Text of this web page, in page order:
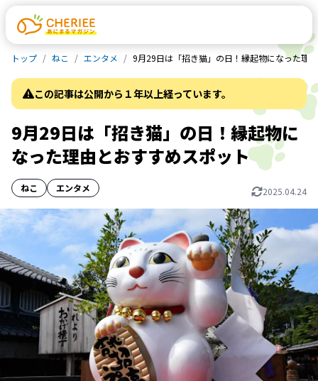
トップ ねこ エンタメ 9月29日は「招き猫」の日！縁起物になった理
この記事は公開から１年以上経っています。
9月29日は「招き猫」の日！縁起物に
なった理由とおすすめスポット
ねこ エンタメ 2025.04.24